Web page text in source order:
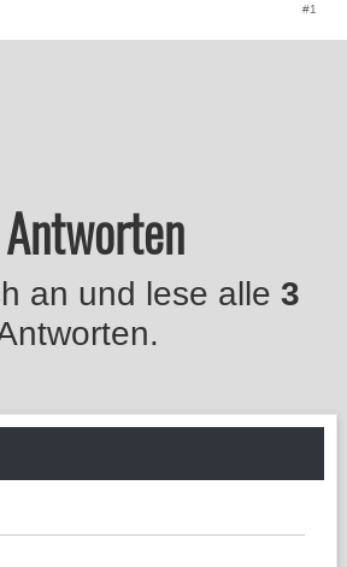
#1
an und lese alle 3